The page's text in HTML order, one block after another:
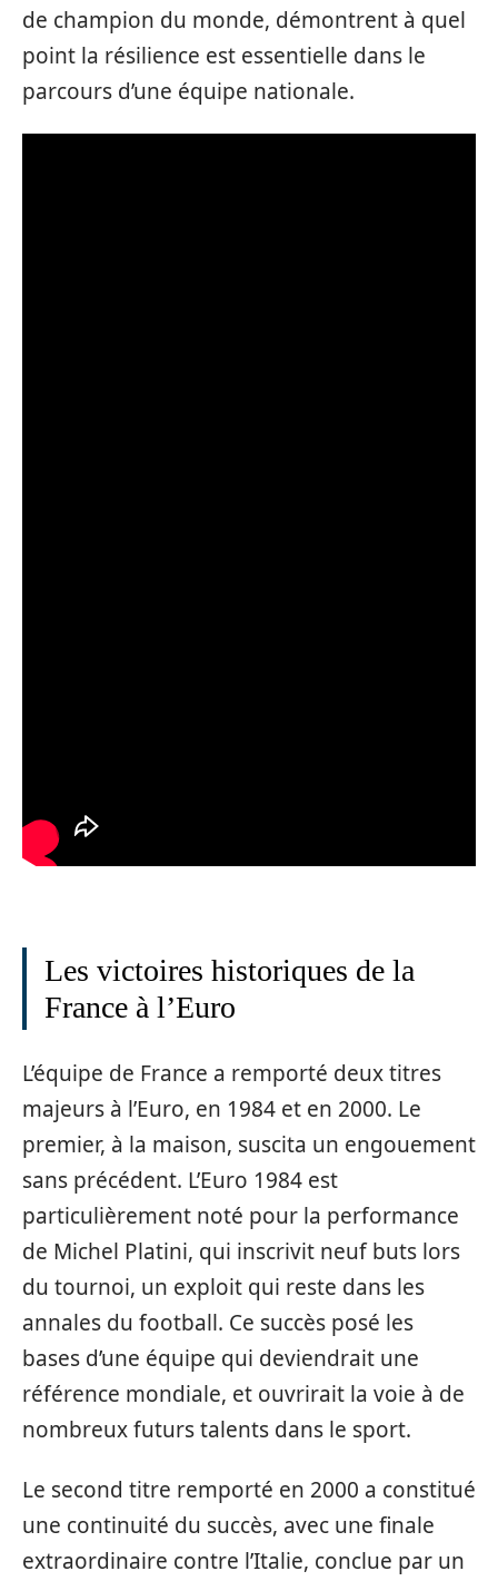
de champion du monde, démontrent à quel
point la résilience est essentielle dans le
parcours d’une équipe nationale.
Les victoires historiques de la
France à l’Euro
L’équipe de France a remporté deux titres
majeurs à l’Euro, en 1984 et en 2000. Le
premier, à la maison, suscita un engouement
sans précédent. L’Euro 1984 est
particulièrement noté pour la performance
de Michel Platini, qui inscrivit neuf buts lors
du tournoi, un exploit qui reste dans les
annales du football. Ce succès posé les
bases d’une équipe qui deviendrait une
référence mondiale, et ouvrirait la voie à de
nombreux futurs talents dans le sport.
Le second titre remporté en 2000 a constitué
une continuité du succès, avec une finale
extraordinaire contre l’Italie, conclue par un